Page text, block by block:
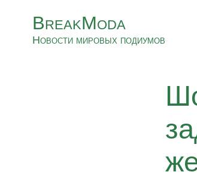
BreakModa
Новости мировых подиумов